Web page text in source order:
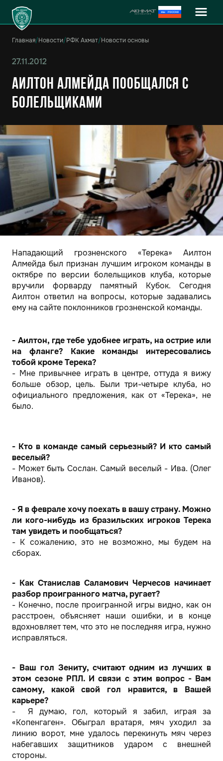
Главная/Новости/РФК Ахмат/Новости основы
27.11.2012
Аилтон Алмейда пообщался с
болельщиками
Нападающий грозненского «Терека» Аилтон
Алмейда был признан лучшим игроком команды в
октябре по версии болельщиков клуба, которые
вручили форварду памятный Кубок. Сегодня
Аилтон ответил на вопросы, которые задавались
ему на сайте поклонников грозненской команды.
- Аилтон, где тебе удобнее играть, на острие или
на фланге? Какие команды интересовались
тобой кроме Терека?
- Мне привычнее играть в центре, оттуда я вижу
больше обзор, цель. Были три-четыре клуба, но
официального предложения, как от «Терека», не
было.
- Кто в команде самый серьезный? И кто самый
веселый?
- Может быть Сослан. Самый веселый - Ива. (Олег
Иванов).
- Я в феврале хочу поехать в вашу страну. Можно
ли кого-нибудь из бразильских игроков Терека
там увидеть и пообщаться?
- К сожалению, это не возможно, мы будем на
сборах.
- Как Станислав Саламович Черчесов начинает
разбор проигранного матча, ругает?
- Конечно, после проигранной игры видно, как он
расстроен, объясняет наши ошибки, и в конце
вдохновляет тем, что это не последняя игра, нужно
исправляться.
- Ваш гол Зениту, считают одним из лучших в
этом сезоне РПЛ. И связи с этим вопрос - Вам
самому, какой свой гол нравится, в Вашей
карьере?
- Я думаю, гол, который я забил, играя за
«Копенгаген». Обыграл вратаря, мяч уходил за
линию ворот, мне удалось перекинуть мяч через
набегавших защитников ударом с внешней
стороны.